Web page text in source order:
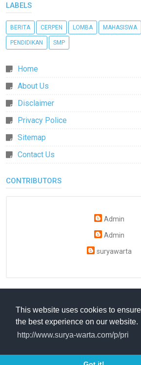
This website uses cookies to
the best experience on our website.
http://www.surya-warta.com/p/pri
LABELS
BERITA CERPEN LOMBA MAHASISWA
PENDIDIKAN SMP
Home
About Us
Disclaimer
Privacy Police
Sitemap
Contact Us
CONTRIBUTORS
Admin
Admin
suryawarta